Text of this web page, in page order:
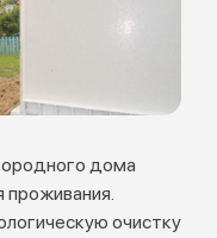
дома
очистку